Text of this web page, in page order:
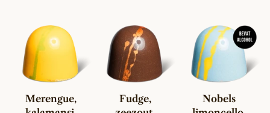
Merengue,
Fudge,
Nobels